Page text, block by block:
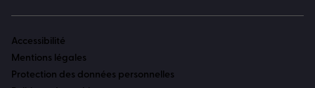
Accessibilité
Mentions légales
Protection des données personnelles